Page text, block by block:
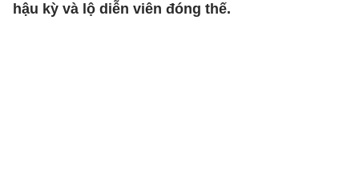
hậu kỳ và lộ diễn viên đóng thế.